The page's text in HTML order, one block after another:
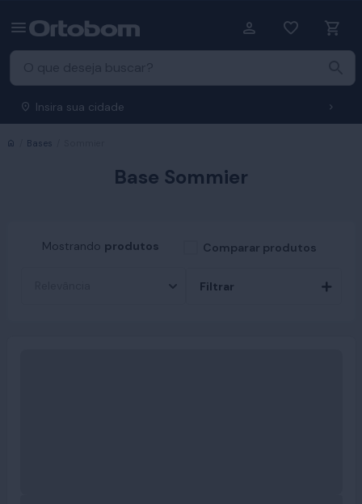
Insira sua cidade
Início
Bases
Base Sommier
Mostrando produtos Comparar produtos
Filtrar